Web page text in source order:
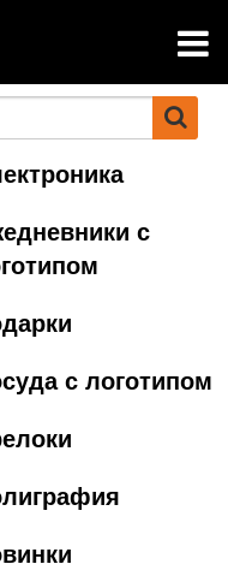
с
с логотипом